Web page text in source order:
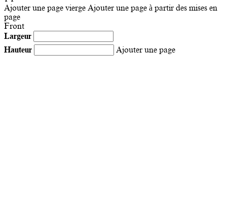
Ajouter une page vierge Ajouter une page à partir des mises en
page
Front
Largeur
Hauteur
Ajouter une page